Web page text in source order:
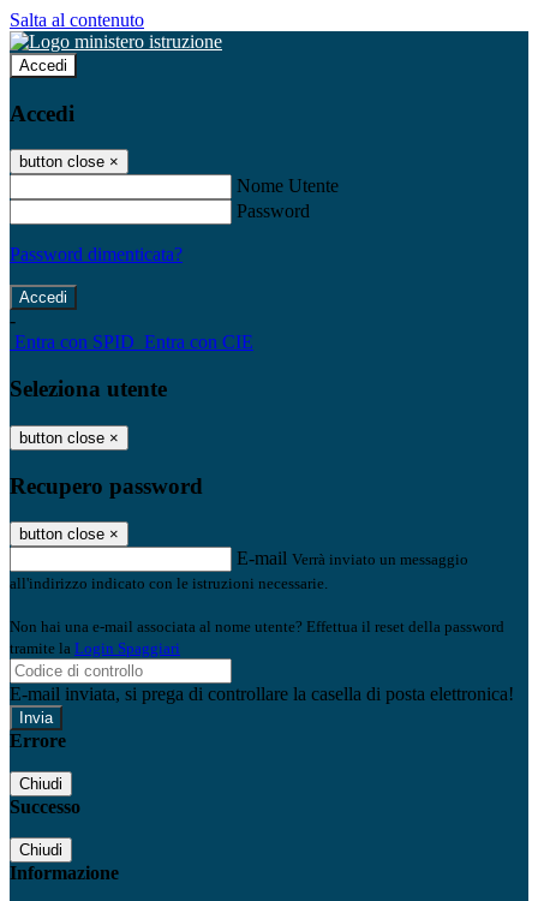
Salta al contenuto
Accedi
Accedi
button close ×
Nome Utente
Password
Password dimenticata?
-
Entra con SPID Entra con CIE
Seleziona utente
button close ×
Recupero password
button close ×
E-mail Verrà inviato un messaggio
all'indirizzo indicato con le istruzioni necessarie.
Non hai una e-mail associata al nome utente? Effettua il reset della password
tramite la Login Spaggiari
E-mail inviata, si prega di controllare la casella di posta elettronica!
Errore
Chiudi
Successo
Chiudi
Informazione